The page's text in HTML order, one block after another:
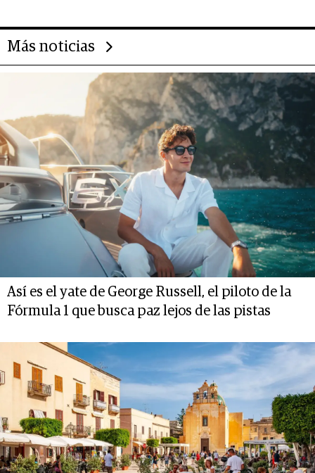
Más noticias
Así es el yate de George Russell, el piloto de la
Fórmula 1 que busca paz lejos de las pistas